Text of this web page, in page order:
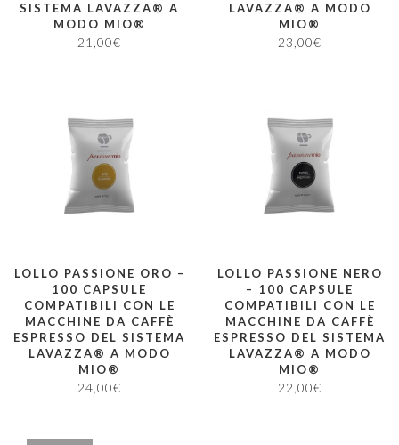
SISTEMA LAVAZZA® A
MODO MIO®
21,00€
LAVAZZA® A MODO
MIO®
23,00€
LOLLO PASSIONE ORO –
100 CAPSULE
COMPATIBILI CON LE
MACCHINE DA CAFFÈ
ESPRESSO DEL SISTEMA
LAVAZZA® A MODO
MIO®
24,00€
LOLLO PASSIONE NERO
– 100 CAPSULE
COMPATIBILI CON LE
MACCHINE DA CAFFÈ
ESPRESSO DEL SISTEMA
LAVAZZA® A MODO
MIO®
22,00€